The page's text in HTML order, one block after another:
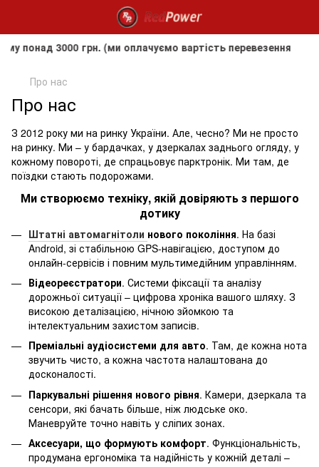
3000 грн. (ми оплачуємо вартість перевезення до
Про нас
Про нас
З 2012 року ми на ринку України. Але, чесно? Ми не просто
на ринку. Ми – у бардачках, у дзеркалах заднього огляду, у
кожному повороті, де спрацьовує парктронік. Ми там, де
поїздки стають подорожами.
Ми створюємо техніку, якій довіряють з першого
дотику
Штатні автомагнітоли нового покоління. На базі
Android, зі стабільною GPS-навігацією, доступом до
онлайн-сервісів і повним мультимедійним управлінням.
Відеореєстратори. Системи фіксації та аналізу
дорожньої ситуації – цифрова хроніка вашого шляху. З
високою деталізацією, нічною зйомкою та
інтелектуальним захистом записів.
Преміальні аудіосистеми для авто. Там, де кожна нота
звучить чисто, а кожна частота налаштована до
досконалості.
Паркувальні рішення нового рівня. Камери, дзеркала та
сенсори, які бачать більше, ніж людське око.
Маневруйте точно навіть у сліпих зонах.
Аксесуари, що формують комфорт. Функціональність,
продумана ергономіка та надійність у кожній деталі –